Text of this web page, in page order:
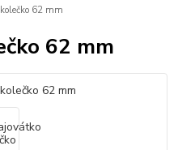
62 mm
62 mm